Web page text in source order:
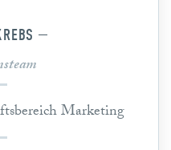
Marketing